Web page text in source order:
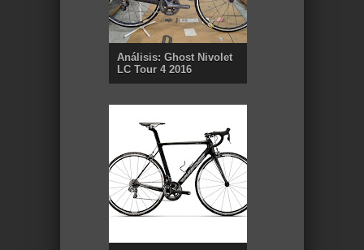
Análisis: Ghost Nivolet
LC Tour 4 2016